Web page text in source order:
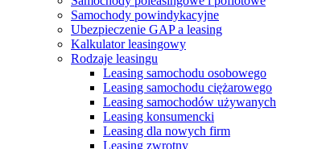
Samochody powindykacyjne
Ubezpieczenie GAP a leasing
Kalkulator leasingowy
Rodzaje leasingu
Leasing samochodu osobowego
Leasing samochodu ciężarowego
Leasing samochodów używanych
Leasing konsumencki
Leasing dla nowych firm
Leasing zwrotny